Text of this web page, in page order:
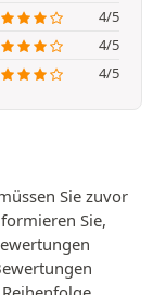
4/5
4/5
4/5
Sie zuvor
Sie,